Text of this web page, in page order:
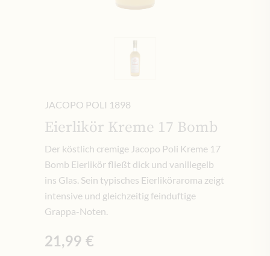
JACOPO POLI 1898
Eierlikör Kreme 17 Bomb
Der köstlich cremige Jacopo Poli Kreme 17
Bomb Eierlikör fließt dick und vanillegelb
ins Glas. Sein typisches Eierliköraroma zeigt
intensive und gleichzeitig feinduftige
Grappa-Noten.
21,99 €